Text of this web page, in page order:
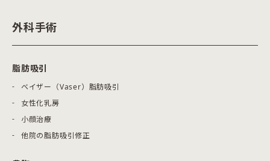
外科手術
脂肪吸引
ベイザー（Vaser）脂肪吸引
女性化乳房
小顔治療
他院の脂肪吸引修正